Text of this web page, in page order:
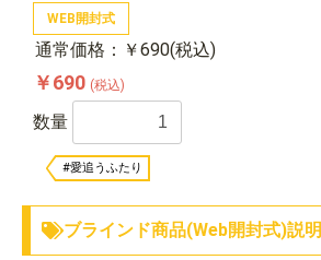
WEB開封式
通常価格：￥690(税込)
￥690 (税込)
数量
#愛追うふたり
ブラインド商品(Web開封式)説明